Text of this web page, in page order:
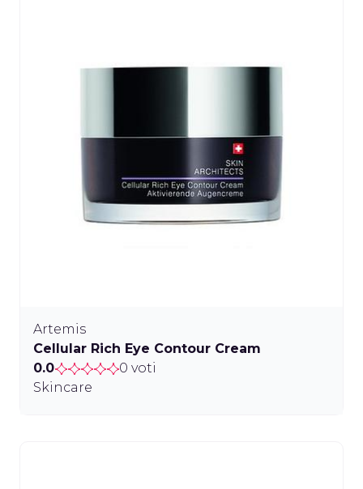
Artemis
Cellular Rich Eye Contour Cream
0.0
0 voti
Skincare